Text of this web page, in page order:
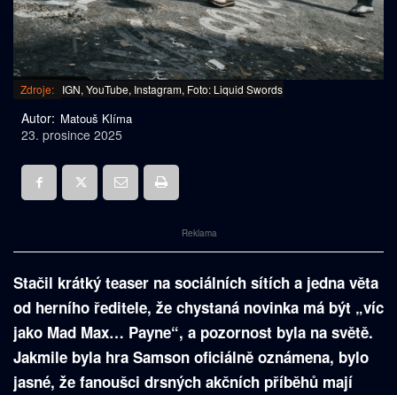
Zdroje: IGN, YouTube, Instagram, Foto: Liquid Swords
Autor: Matouš Klíma
23. prosince 2025
Reklama
Stačil krátký teaser na sociálních sítích a jedna věta
od herního ředitele, že chystaná novinka má být „víc
jako Mad Max… Payne“, a pozornost byla na světě.
Jakmile byla hra Samson oficiálně oznámena, bylo
jasné, že fanoušci drsných akčních příběhů mají